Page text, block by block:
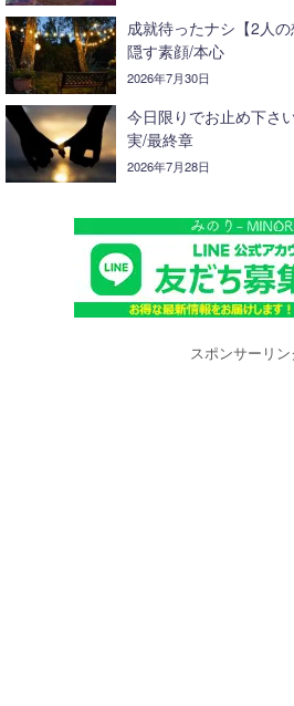
成就待ったナシ【2人
隠す素顔/本心
2026年7月30日
今日限りでお止め下
実/最終章
2026年7月28日
スポンサーリン